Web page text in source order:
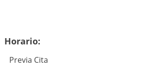
Horario:
Previa Cita